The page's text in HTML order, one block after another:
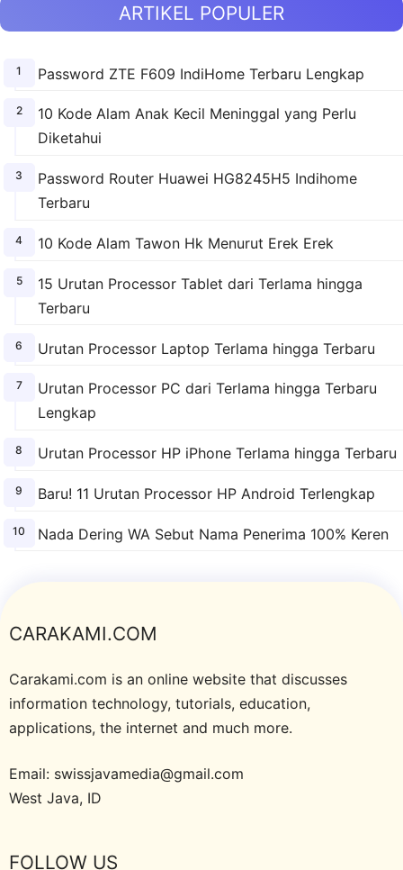
ARTIKEL POPULER
Password ZTE F609 IndiHome Terbaru Lengkap
10 Kode Alam Anak Kecil Meninggal yang Perlu
Diketahui
Password Router Huawei HG8245H5 Indihome
Terbaru
10 Kode Alam Tawon Hk Menurut Erek Erek
15 Urutan Processor Tablet dari Terlama hingga
Terbaru
Urutan Processor Laptop Terlama hingga Terbaru
Urutan Processor PC dari Terlama hingga Terbaru
Lengkap
Urutan Processor HP iPhone Terlama hingga Terbaru
Baru! 11 Urutan Processor HP Android Terlengkap
Nada Dering WA Sebut Nama Penerima 100% Keren
CARAKAMI.COM
Carakami.com is an online website that discusses
information technology, tutorials, education,
applications, the internet and much more.
Email: swissjavamedia@gmail.com
West Java, ID
FOLLOW US